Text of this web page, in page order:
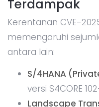
Terdampak
Kerentanan CVE-
memengaruhi
antara lain:
S/4HANA
versi S4CORE
Landscape